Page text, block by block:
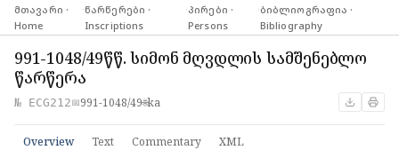
მთავარი ·
Home
·წარწერები ·
Inscriptions
·პირები ·
Persons
·ბიბლიოგრაფია ·
Bibliography
991-1048/49წწ. სიმონ მღვდლის სამშენებლო
წარწერა
№ ECG212📅991-1048/49🌐ka
Overview Text Commentary XML